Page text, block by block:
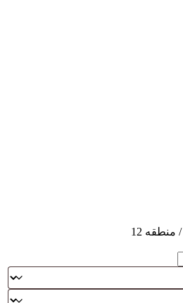
/ منطقه 12